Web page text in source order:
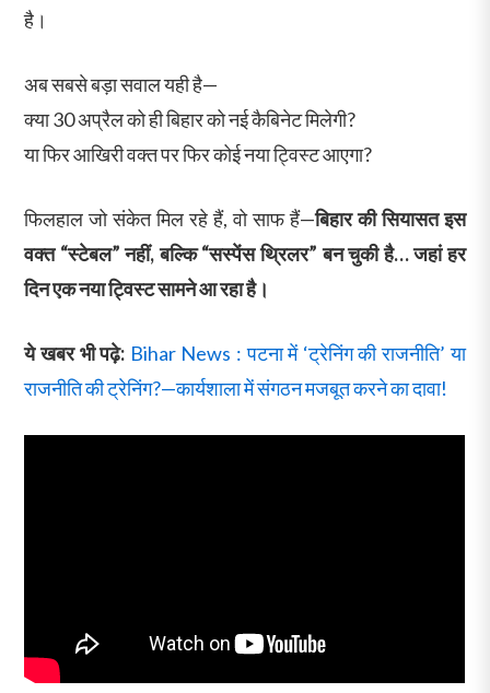
है।
अब सबसे बड़ा सवाल यही है—
क्या 30 अप्रैल को ही बिहार को नई कैबिनेट मिलेगी?
या फिर आखिरी वक्त पर फिर कोई नया ट्विस्ट आएगा?
फिलहाल जो संकेत मिल रहे हैं, वो साफ हैं—बिहार की सियासत इस
वक्त “स्टेबल” नहीं, बल्कि “सस्पेंस थ्रिलर” बन चुकी है… जहां हर
दिन एक नया ट्विस्ट सामने आ रहा है।
ये खबर भी पढ़े: Bihar News : पटना में ‘ट्रेनिंग की राजनीति’ या
राजनीति की ट्रेनिंग?—कार्यशाला में संगठन मजबूत करने का दावा!